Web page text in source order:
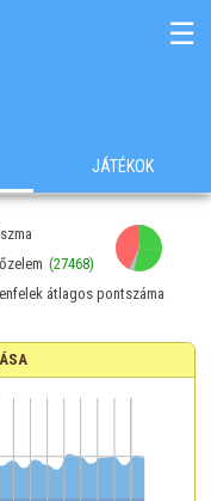
☰
JÁTÉKOK
(27468)
átlagos pontszáma